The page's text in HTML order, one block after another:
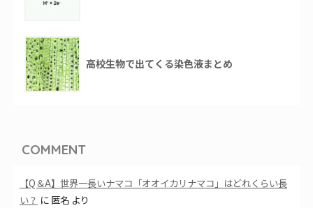
高校生物で出てくる染色液まとめ
COMMENT
【Q＆A】世界一長いナマコ「オオイカリナマコ」はどれくらい長
い？ に 匿名より